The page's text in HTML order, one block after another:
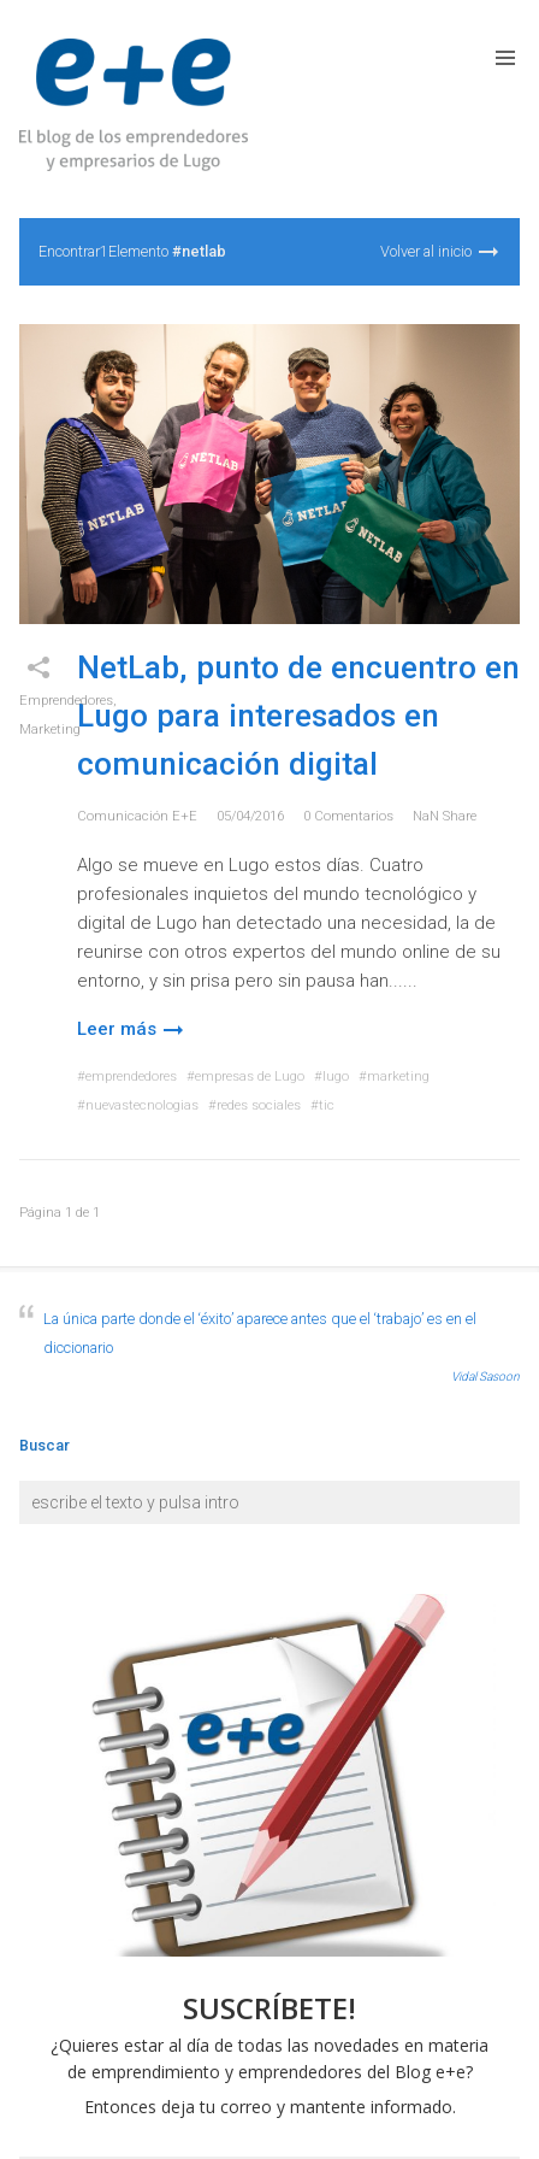
Encontrar1Elemento #netlab Volver al inicio
Emprendedores,
Marketing
NetLab, punto de encuentro en
Lugo para interesados en
comunicación digital
Comunicación E+e 05/04/2016 0 Comentarios NaN Share
Algo se mueve en Lugo estos días. Cuatro
profesionales inquietos del mundo tecnológico y
digital de Lugo han detectado una necesidad, la de
reunirse con otros expertos del mundo online de su
entorno, y sin prisa pero sin pausa han...
Leer más
emprendedores empresas de Lugo lugo
marketing
nuevastecnologias
redes sociales tic
Página 1 de 1
La única parte donde el ‘éxito’ aparece antes que el ‘trabajo’ es en el
diccionario
Vidal Sasoon
Buscar
SUSCRÍBETE!
¿Quieres estar al día de todas las novedades en materia
de emprendimiento y emprendedores del Blog e+e?
Entonces deja tu correo y mantente informado.